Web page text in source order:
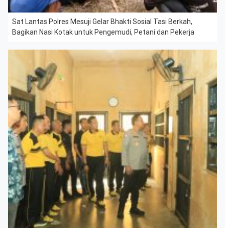
Sat Lantas Polres Mesuji Gelar Bhakti Sosial Tasi Berkah,
Bagikan Nasi Kotak untuk Pengemudi, Petani dan Pekerja